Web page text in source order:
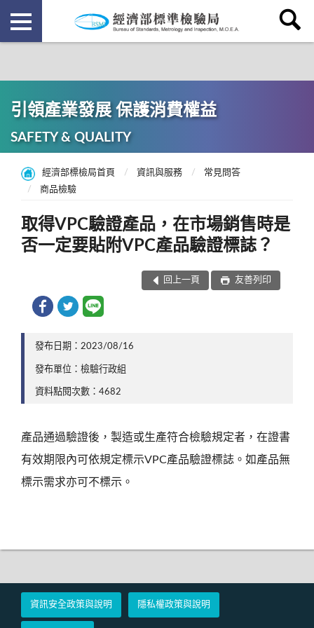
引領產業發展 保護消費權益
SAFETY & QUALITY
經濟部標檢局首頁 資訊與服務
常見問答
商品檢驗
取得VPC驗證產品，在市場銷售時是
否一定要貼附VPC產品驗證標誌？
回上一頁 友善列印
發布日期：2023/08/16
發布單位：檢驗行政組
資料點閱次數：4682
產品通過驗證後，製造或生產符合檢驗規定者，在證書
有效期限內可依規定標示VPC產品驗證標誌。如產品無
標示需求亦可不標示。
資訊安全政策與說明 隱私權政策與說明